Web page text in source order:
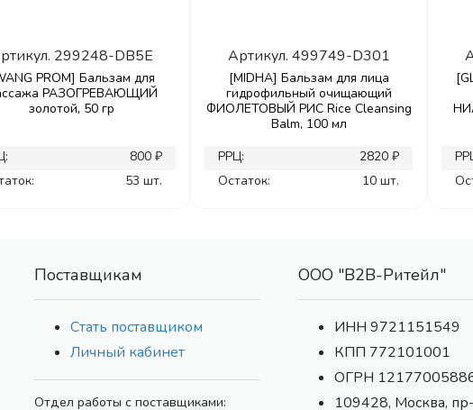
299248-DB5E
PROM] Бальзам для
РАЗОГРЕВАЮЩИЙ
золотой, 50 гр
800 ₽
53 шт.
Артикул. 499749-D301
[MIDHA] Бальзам для лица
гидрофильный очищающий
ФИОЛЕТОВЫЙ РИС Rice Cleansing
Balm, 100 мл
РРЦ:
2820 ₽
Остаток:
10 шт.
Поставщикам
Стать поставщиком
Личный кабинет
Отдел работы с поставщиками:
ООО "В2В-Ритейл"
ИНН 9721151549
КПП 772101001
ОГРН
109428, Москва,